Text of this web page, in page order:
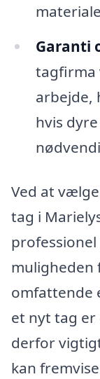
Garanti
tagfirma
arbejde,
hvis
Ved at
tag i
muligheden
omfattende
et nyt tag
derfor
kan